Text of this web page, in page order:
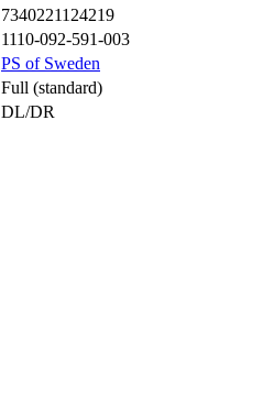
7340221124219
1110-092-591-003
PS of Sweden
Full (standard)
DL/DR